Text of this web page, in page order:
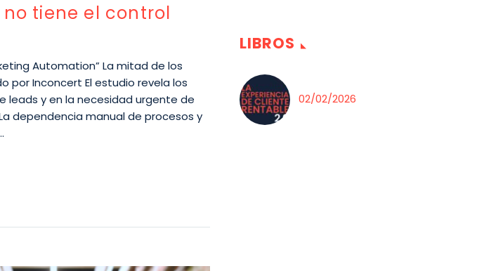
tiene el control
Automation” La mitad de los
por Inconcert El estudio revela los
leads y en la necesidad urgente de
dependencia manual de procesos y
LIBROS
02/02/2026